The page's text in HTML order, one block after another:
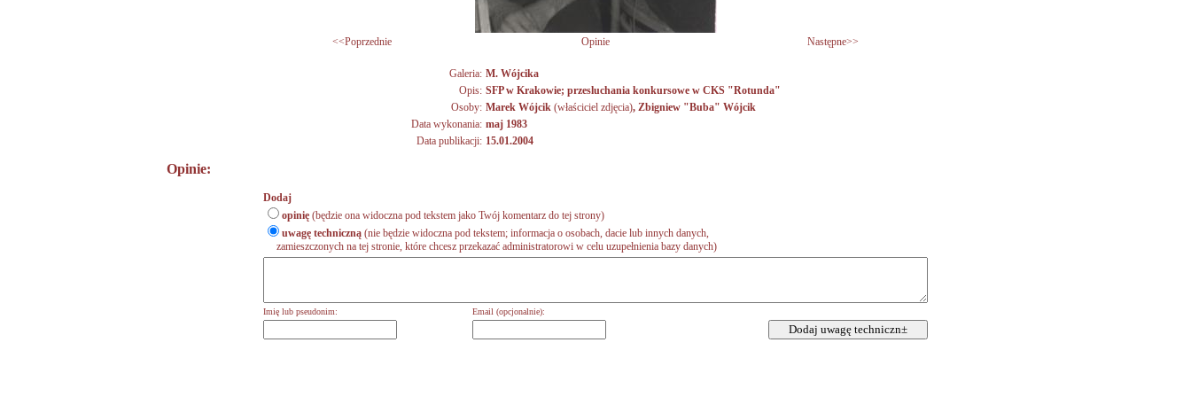
<<Poprzednie Opinie Następne>>
Galeria: M. Wójcika
Opis: SFP w Krakowie; przesluchania konkursowe w CKS "Rotunda"
Osoby: Marek Wójcik (właściciel zdjęcia), Zbigniew "Buba" Wójcik
Data wykonania: maj 1983
Data publikacji: 15.01.2004
Opinie:
Dodaj
opinię (będzie ona widoczna pod tekstem jako Twój komentarz do tej strony)
uwagę techniczną (nie będzie widoczna pod tekstem; informacja o osobach, dacie lub innych danych,
zamieszczonych na tej stronie, które chcesz przekazać administratorowi w celu uzupełnienia bazy danych)
Imię lub pseudonim: Email (opcjonalnie):